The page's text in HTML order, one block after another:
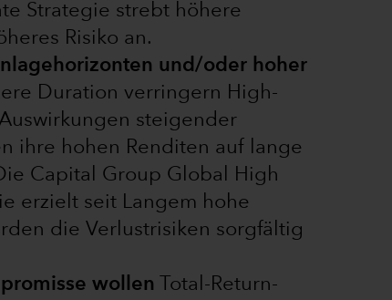
Strategie strebt höhere
Risiko an.
und/oder hoher
Duration verringern High-
steigender
ihre hohen Renditen auf lange
Capital Group Global High
erzielt seit Langem hohe
die Verlustrisiken sorgfältig
wollen Total-Return-